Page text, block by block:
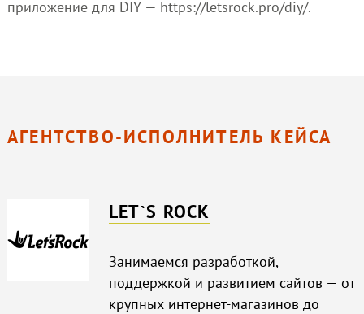
приложение для DIY — https://letsrock.pro/diy/.
АГЕНТСТВО-ИСПОЛНИТЕЛЬ КЕЙСА
LET`S ROCK
Занимаемся разработкой,
поддержкой и развитием сайтов — от
крупных интернет-магазинов до